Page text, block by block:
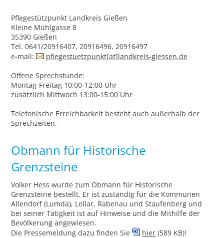
Pflegestützpunkt Landkreis Gießen
Kleine Mühlgasse 8
35390 Gießen
Tel. 0641/20916407, 20916496, 20916497
e-mail:
pflegestuetzpunkt[at]landkreis-giessen.de
Offene Sprechstunde:
Montag-Freitag 10:00-12:00 Uhr
zusätzlich Mittwoch 13:00-15:00 Uhr
Telefonische Erreichbarkeit besteht auch außerhalb der
Sprechzeiten.
Obmann für Historische
Grenzsteine
Volker Hess wurde zum Obmann für Historische
Grenzsteine bestellt. Er ist zuständig für die Kommunen
Allendorf (Lumda), Lollar, Rabenau und Staufenberg und
bei seiner Tätigkeit ist auf Hinweise und die Mithilfe der
Bevölkerung angewiesen.
Die Pressemeldung dazu finden Sie
hier (589 KB)!